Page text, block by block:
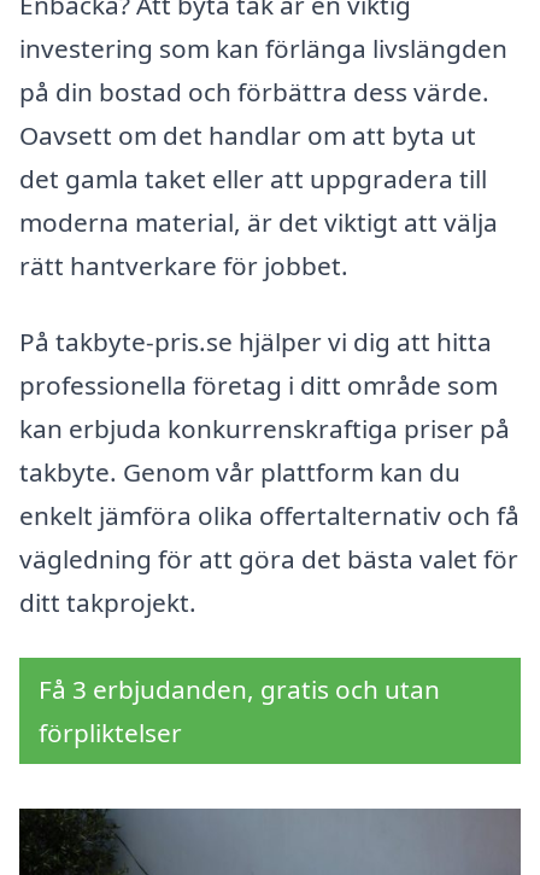
investering som kan förlänga livslängden
på din bostad och förbättra dess värde.
Oavsett om det handlar om att byta ut
det gamla taket eller att uppgradera till
moderna material, är det viktigt att välja
rätt hantverkare för jobbet.
På takbyte-pris.se hjälper vi dig att hitta
professionella företag i ditt område som
kan erbjuda konkurrenskraftiga priser på
takbyte. Genom vår plattform kan du
enkelt jämföra olika offertalternativ och få
vägledning för att göra det bästa valet för
ditt takprojekt.
Få 3 erbjudanden, gratis och utan
förpliktelser